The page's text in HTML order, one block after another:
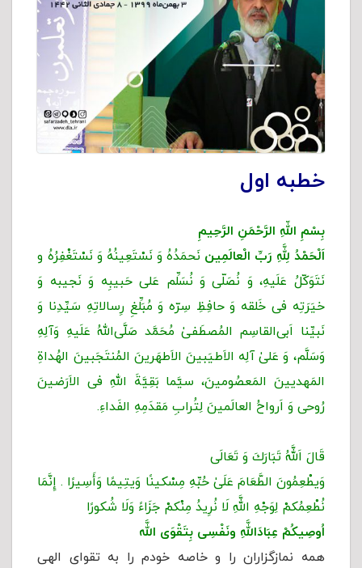
خطبه اول
بِسْمِ اللّهِ الرَّحْمَنِ الرَّحِیمِ
اَلْحَمْدُ لِلَّهِ رَبِّ الْعالَمِین نَحمَدُهُ وَ نَسْتَعِینُهُ وَ نَسْتَغْفِرُهُ و
نَتَوَکّلُ عَلَیهِ، وَ نُصَلّی وَ نُسَلِّم عَلی حَبیبِه وَ نَجیبه وَ
خیَرَتِه فی خَلقه وَ حافِظِ سِرّه وَ مُبَلِّغِ رِسالاتِهِ سَیِّدِنا وَ
نَبیِّنا اَبی‌القاسِم المُصطَفیٰ مُحَمَّد صَلَّى‌اللهُ عَلَیهِ وَآلِهِ
وَسَلَّم، وَ عَلیٰ آلِه الاَطیَبینَ الاَطهَرینَ المُنتَجَبینَ الهُداةِ
المَهدیینَ المَعصُومینَ، سیَّما بَقِیَّةَ اللهِ فی الاَرَضینَ
رُوحی وَ اَرواحُ العالَمینَ لِتُرابِ مَقدَمِهِ الفَداءِ.
قَالَ اَللَّهُ تَبَارَكَ وَ تَعَالَى
وَیطْعِمُونَ الطَّعَامَ عَلَىٰ حُبِّهِ مِسْکینًا وَیتِیمًا وَأَسِیرًا . إِنَّمَا
نُطْعِمُکمْ لِوَجْهِ اللَّهِ لَا نُرِیدُ مِنْکمْ جَزَاءً وَلَا شُکورًا
اُوصِیكُمْ عِبَادَاللَّهِ ونَفْسِی بِتَقْوَى اللَّه
همه نمازگزاران را و خاصه خودم را به تقوای الهی